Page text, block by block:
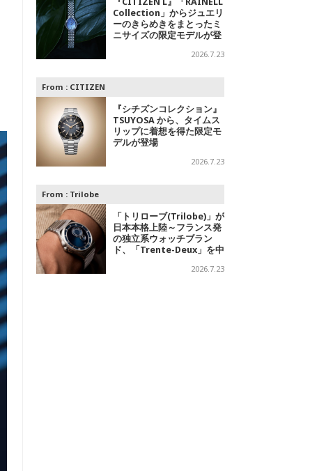
Collection」からジュエリ
ーのきらめきをまとったミ
ニサイズの限定モデルが登
2026.7.23
From : CITIZEN
『シチズンコレクション』
TSUYOSA から、タイムス
リップに着想を得た限定モ
デルが登場
2026.7.23
From : Trilobe
「トリローブ(Trilobe)」が
日本本格上陸～フランス発
の独立系ウォッチブラン
ド、「Trente-Deux」を中
2026.7.23